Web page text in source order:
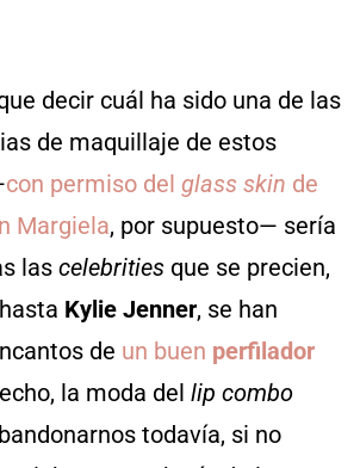
decir cuál ha sido una de las
de maquillaje de estos
con permiso del glass skin de
Margiela, por supuesto— sería
las celebrities que se precien,
hasta Kylie Jenner, se han
de un buen perfilador
la moda del lip combo
todavía, si no